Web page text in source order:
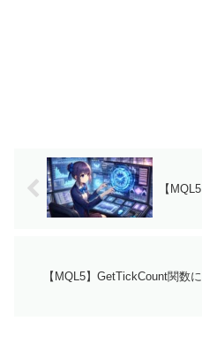
【
【MQL5】GetTickCount関数